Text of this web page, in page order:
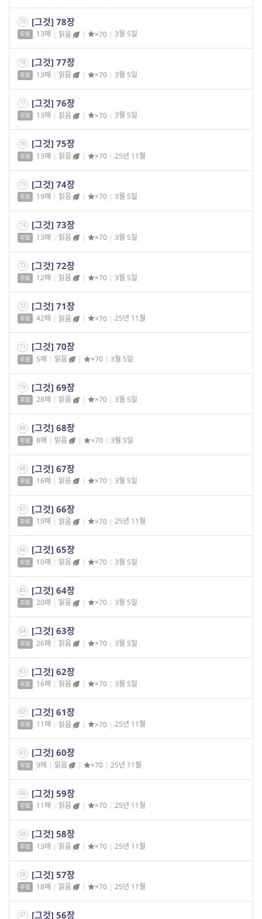
79 [그것] 78장
무료 13매 | 읽음 | ×70 | 3월 5일
78 [그것] 77장
무료 13매 | 읽음 | ×70 | 3월 5일
77 [그것] 76장
무료 13매 | 읽음 | ×70 | 3월 5일
76 [그것] 75장
무료 13매 | 읽음 | ×70 | 25년 11월
75 [그것] 74장
무료 19매 | 읽음 | ×70 | 3월 5일
74 [그것] 73장
무료 13매 | 읽음 | ×70 | 3월 5일
73 [그것] 72장
무료 12매 | 읽음 | ×70 | 3월 5일
72 [그것] 71장
무료 42매 | 읽음 | ×70 | 25년 11월
71 [그것] 70장
무료 5매 | 읽음 | ×70 | 3월 5일
70 [그것] 69장
무료 28매 | 읽음 | ×70 | 3월 5일
69 [그것] 68장
무료 8매 | 읽음 | ×70 | 3월 5일
68 [그것] 67장
무료 16매 | 읽음 | ×70 | 3월 5일
67 [그것] 66장
무료 19매 | 읽음 | ×70 | 25년 11월
66 [그것] 65장
무료 10매 | 읽음 | ×70 | 3월 5일
65 [그것] 64장
무료 20매 | 읽음 | ×70 | 3월 5일
64 [그것] 63장
무료 26매 | 읽음 | ×70 | 3월 5일
63 [그것] 62장
무료 16매 | 읽음 | ×70 | 3월 5일
62 [그것] 61장
무료 11매 | 읽음 | ×70 | 25년 11월
61 [그것] 60장
무료 9매 | 읽음 | ×70 | 25년 11월
60 [그것] 59장
무료 11매 | 읽음 | ×70 | 25년 11월
59 [그것] 58장
무료 13매 | 읽음 | ×70 | 25년 11월
58 [그것] 57장
무료 18매 | 읽음 | ×70 | 25년 11월
57 [그것] 56장